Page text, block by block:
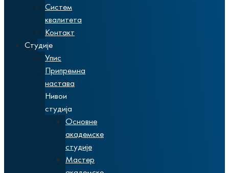
Систем
квалитета
Контакт
Студије
Упис
Припремна
настава
Нивои
студија
Основне
академске
студије
Мастер